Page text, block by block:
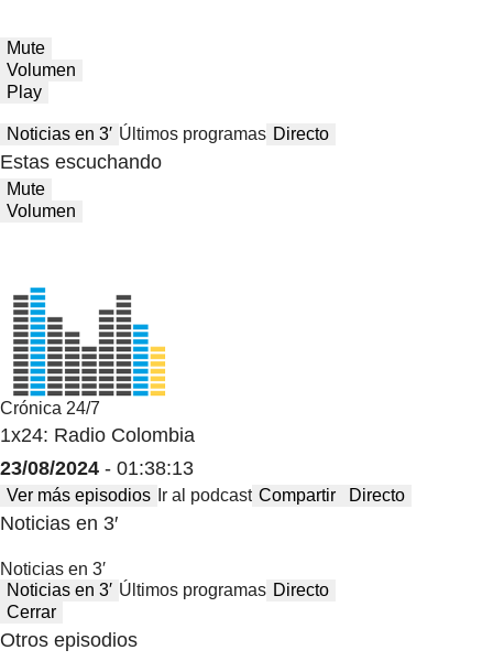
Mute
Volumen
Play
Noticias en 3′ Últimos programas Directo
Estas escuchando
Mute
Volumen
Crónica 24/7
1x24: Radio Colombia
23/08/2024 - 01:38:13
Ver más episodios Ir al podcast Compartir Directo
Noticias en 3′
Noticias en 3′
Noticias en 3′ Últimos programas Directo
Cerrar
Otros episodios